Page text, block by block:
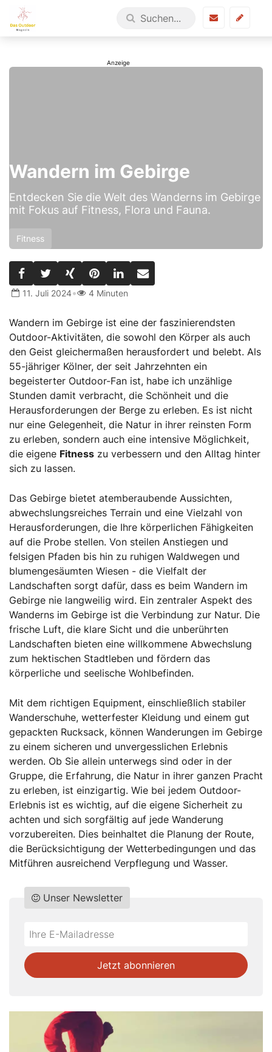
Wandern im Gebirge
Entdecken Sie die Welt des Wanderns im Gebirge
mit Fokus auf Fitness, Flora und Fauna.
Fitness
11. Juli 2024• 4 Minuten
Wandern im Gebirge ist eine der faszinierendsten
Outdoor-Aktivitäten, die sowohl den Körper als auch
den Geist gleichermaßen herausfordert und belebt. Als
55-jähriger Kölner, der seit Jahrzehnten ein
begeisterter Outdoor-Fan ist, habe ich unzählige
Stunden damit verbracht, die Schönheit und die
Herausforderungen der Berge zu erleben. Es ist nicht
nur eine Gelegenheit, die Natur in ihrer reinsten Form
zu erleben, sondern auch eine intensive Möglichkeit,
die eigene Fitness zu verbessern und den Alltag hinter
sich zu lassen.
Das Gebirge bietet atemberaubende Aussichten,
abwechslungsreiches Terrain und eine Vielzahl von
Herausforderungen, die Ihre körperlichen Fähigkeiten
auf die Probe stellen. Von steilen Anstiegen und
felsigen Pfaden bis hin zu ruhigen Waldwegen und
blumengesäumten Wiesen - die Vielfalt der
Landschaften sorgt dafür, dass es beim Wandern im
Gebirge nie langweilig wird. Ein zentraler Aspekt des
Wanderns im Gebirge ist die Verbindung zur Natur. Die
frische Luft, die klare Sicht und die unberührten
Landschaften bieten eine willkommene Abwechslung
zum hektischen Stadtleben und fördern das
körperliche und seelische Wohlbefinden.
Mit dem richtigen Equipment, einschließlich stabiler
Wanderschuhe, wetterfester Kleidung und einem gut
gepackten Rucksack, können Wanderungen im Gebirge
zu einem sicheren und unvergesslichen Erlebnis
werden. Ob Sie allein unterwegs sind oder in der
Gruppe, die Erfahrung, die Natur in ihrer ganzen Pracht
zu erleben, ist einzigartig. Wie bei jedem Outdoor-
Erlebnis ist es wichtig, auf die eigene Sicherheit zu
achten und sich sorgfältig auf jede Wanderung
vorzubereiten. Dies beinhaltet die Planung der Route,
die Berücksichtigung der Wetterbedingungen und das
Mitführen ausreichend Verpflegung und Wasser.
Do
fill
this
Unser Newsletter
*Ihre
Mailadresse:
Jetzt abonnieren